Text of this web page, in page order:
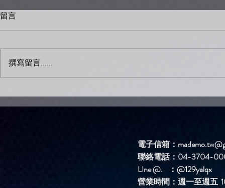
新歌DEMO區上架新歌啦！
【簡單問題】
新歌DEMO
【夜裡靜悄
留言
撰寫留言......
電子信箱：
聯絡電話：04-3704-
LIne @. ： @129yalqx
營業時間：週一至週五